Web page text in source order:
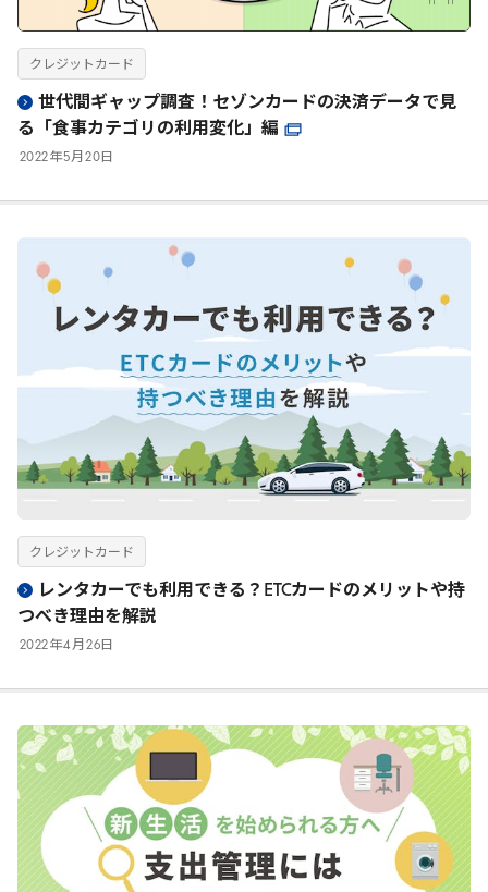
世代間ギャップ調査！セゾンカードの決済データで見
る「食事カテゴリの利用変化」編
2022年5月 20 日
クレジットカード
レンタカーでも利用できる？ETCカードのメリットや持
つべき理由を解説
2022年4 月 26 日
クレジットカード